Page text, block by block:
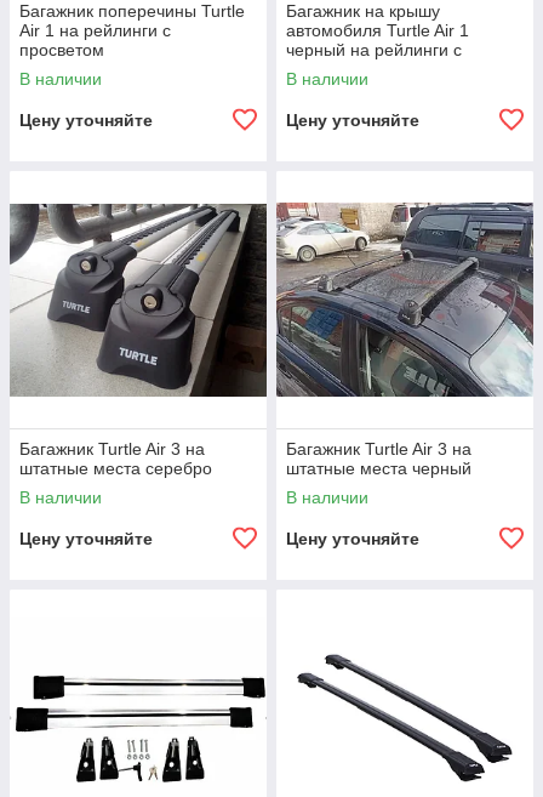
Багажник поперечины Turtle
Air 1 на рейлинги с
просветом
В наличии
Цену уточняйте
Багажник на крышу
автомобиля Turtle Air 1
черный на рейлинги с
просветом
В наличии
Цену уточняйте
Багажник Turtle Air 3 на
штатные места cеребро
В наличии
Цену уточняйте
Багажник Turtle Air 3 на
штатные места черный
В наличии
Цену уточняйте